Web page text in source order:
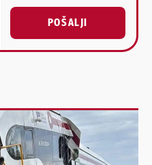
POŠALJI
Alternative: